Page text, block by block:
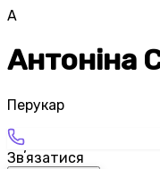
А
Антоніна
Перукар
Звʼязатися